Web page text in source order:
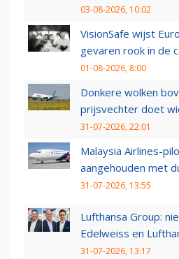
03-08-2026, 10:02
VisionSafe wijst
gevaren rook in de
01-08-2026, 8:00
Donkere wolken
prijsvechter doet
31-07-2026, 22:01
Malaysia Airlines-
aangehouden met
31-07-2026, 13:55
Lufthansa Group:
Edelweiss en
31-07-2026, 13:17